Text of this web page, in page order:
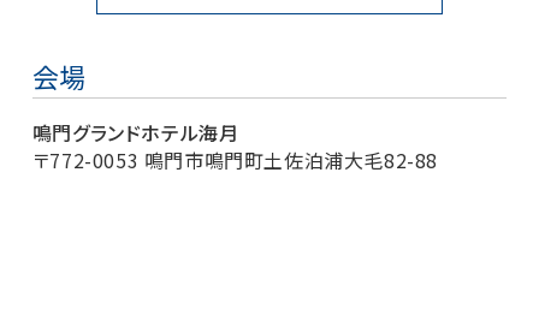
会場
鳴門グランドホテル海月
〒772-0053 鳴門市鳴門町土佐泊浦大毛82-88